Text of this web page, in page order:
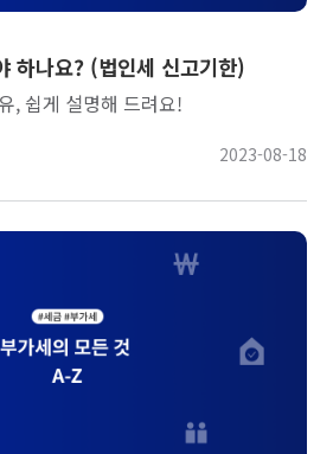
하나요? (법인세 신고기한)
, 쉽게 설명해 드려요!
2023-08-18